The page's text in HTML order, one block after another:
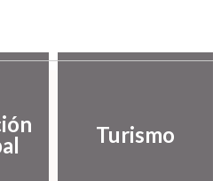
Turismo